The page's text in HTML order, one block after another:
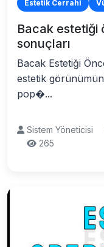
Estetik Cerrahi
Bacak estetiği
sonuçları
Bacak Estetiği
estetik
pop�...
Sistem Yöneticisi
265